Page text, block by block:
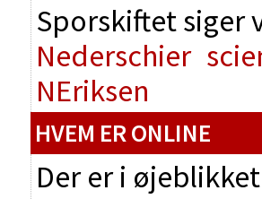
Sporskiftet
Nederschier
NEriksen
HVEM ER ONLINE
Der er i